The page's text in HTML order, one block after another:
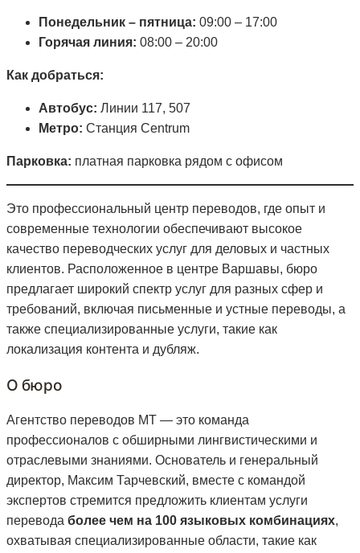
Понедельник – пятница: 09:00 – 17:00
Горячая линия: 08:00 – 20:00
Как добраться:
Автобус: Линии 117, 507
Метро: Станция Centrum
Парковка: платная парковка рядом с офисом
Это профессиональный центр переводов, где опыт и
современные технологии обеспечивают высокое
качество переводческих услуг для деловых и частных
клиентов. Расположенное в центре Варшавы, бюро
предлагает широкий спектр услуг для разных сфер и
требований, включая письменные и устные переводы, а
также специализированные услуги, такие как
локализация контента и дубляж.
О бюро
Агентство переводов MT — это команда
профессионалов с обширными лингвистическими и
отраслевыми знаниями. Основатель и генеральный
директор, Максим Тарчевский, вместе с командой
экспертов стремится предложить клиентам услуги
перевода более чем на 100 языковых комбинациях,
охватывая специализированные области, такие как